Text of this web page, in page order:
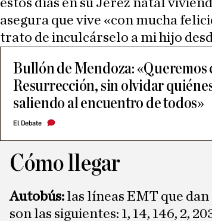
estos días en su Jérez natal
asegura que vive «con mucha
trato de inculcárselo a mi hijo
Bullón de Mendoza: «Queremos
Resurrección, sin olvidar
saliendo al encuentro de todos»
El Debate
Cómo llegar
Autobús: las líneas EMT que
son las siguientes: 1, 14, 146, 2,